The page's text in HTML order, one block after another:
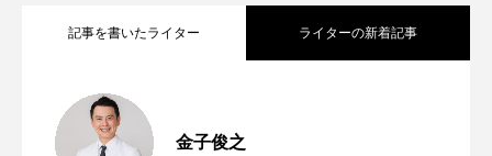
記事を書いたライター ライターの新着記事
金子俊之
2026.06.19